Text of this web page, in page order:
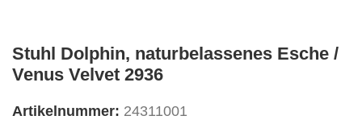
Stuhl Dolphin, naturbelassenes Esche /
Venus Velvet 2936
Artikelnummer: 24311001